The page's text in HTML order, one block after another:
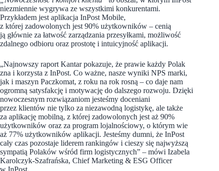
niezmiennie wygrywa ze wszystkimi konkurentami.
Przykładem jest aplikacja InPost Mobile,
z której zadowolonych jest 90% użytkowników – cenią
ją głównie za łatwość zarządzania przesyłkami, możliwość
zdalnego odbioru oraz prostotę i intuicyjność aplikacji.
„Najnowszy raport Kantar pokazuje, że prawie każdy Polak
zna i korzysta z InPost. Co ważne, nasze wyniki NPS marki,
jak i maszyn Paczkomat, z roku na rok rosną – co daje nam
ogromną satysfakcję i motywację do dalszego rozwoju. Dzięki
nowoczesnym rozwiązaniom jesteśmy doceniani
przez klientów nie tylko za niezawodną logistykę, ale także
za aplikację mobilną, z której zadowolonych jest aż 90%
użytkowników oraz za program lojalnościowy, o którym wie
aż 77% użytkowników aplikacji. Jesteśmy dumni, że InPost
cały czas pozostaje liderem rankingów i cieszy się najwyższą
sympatią Polaków wśród firm logistycznych” – mówi Izabela
Karolczyk-Szafrańska, Chief Marketing & ESG Officer
w InPost.